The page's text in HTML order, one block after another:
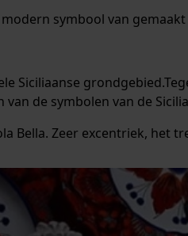
symbool van
Siciliaanse
de symbolen van de
Bella. Zeer excentriek, het